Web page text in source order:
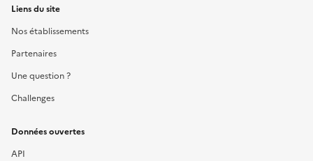
Liens du site
Nos établissements
Partenaires
Une question ?
Challenges
Données ouvertes
API